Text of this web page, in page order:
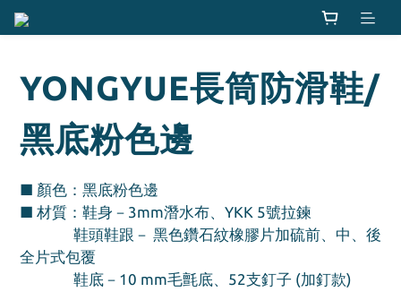
YONGYUE長筒防滑鞋/
黑底粉色邊
■ 顏色：黑底粉色邊
■ 材質：鞋身－3mm潛水布、YKK 5號拉鍊
全片式包覆
               鞋底－10 mm毛氈底、52支釘子 (加釘款)